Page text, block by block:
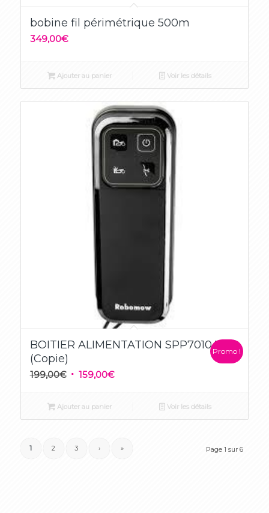
bobine fil périmétrique 500m
349,00€
Ajouter au panier Voir les détails
BOITIER ALIMENTATION SPP7010A
(Copie)
199,00€ Le159,00€Le
Promo !
Ajouter au panier Voir les détails
Page 1 sur 6
1 2 3 › »